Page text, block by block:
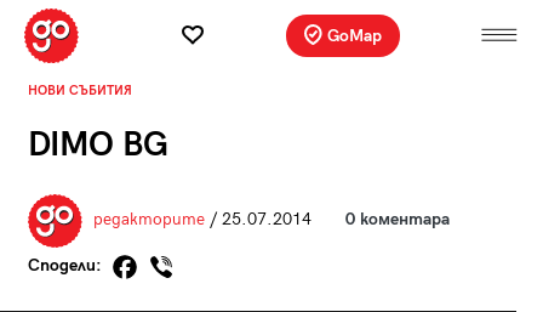
GoMap
НОВИ СЪБИТИЯ
DIMO BG
редакторите/ 25.07.2014 0 коментара
Сподели: